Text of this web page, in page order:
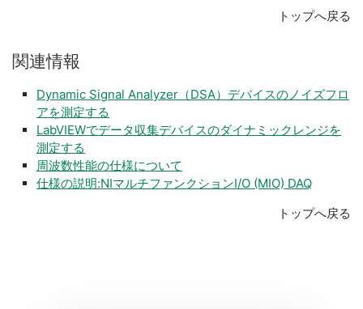
トップへ戻る
関連情報
Dynamic Signal Analyzer（DSA）デバイスのノイズフロ
アを測定する
LabVIEWでデータ収集デバイスのダイナミックレンジを
測定する
周波数​性能の仕様について
仕様の説明:NIマルチファンクションI/O (MIO) DAQ
トップへ戻る